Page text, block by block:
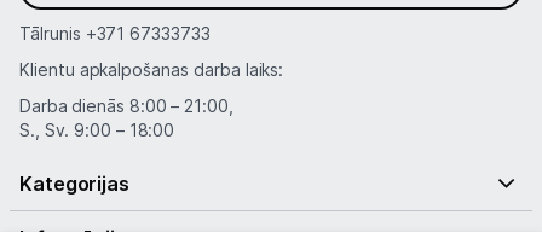
Tālrunis +371 67333733
Klientu apkalpošanas darba laiks:
Darba dienās 8:00 – 21:00,
S., Sv. 9:00 – 18:00
Kategorijas